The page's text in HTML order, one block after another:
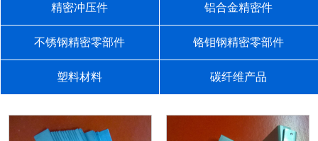
精密冲压件 铝合金精密件
不锈钢精密零部件 铬钼钢精密零部件
塑料材料 碳纤维产品